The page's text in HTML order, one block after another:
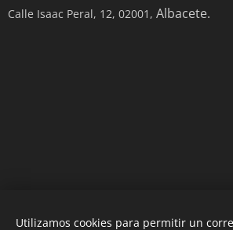
Calle Isaac Peral, 12, 02001, Albacete.
Utilizamos cookies para permitir un